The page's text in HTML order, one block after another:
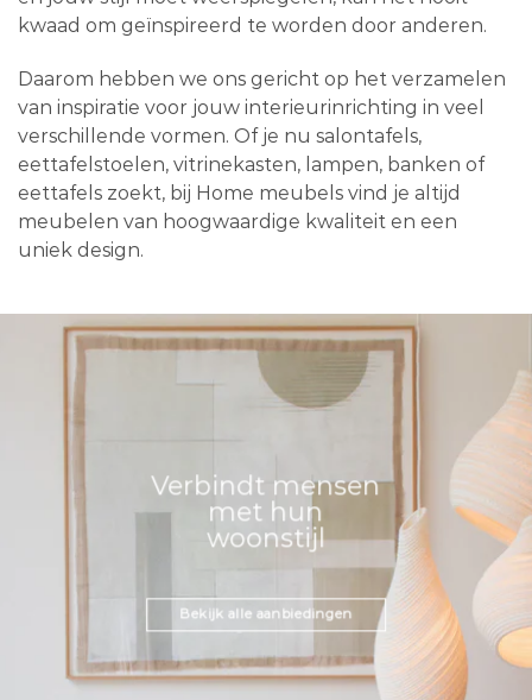
kwaad om geïnspireerd te worden door anderen.
Daarom hebben we ons gericht op het verzamelen
van inspiratie voor jouw interieurinrichting in veel
verschillende vormen. Of je nu salontafels,
eettafelstoelen, vitrinekasten, lampen, banken of
eettafels zoekt, bij Home meubels vind je altijd
meubelen van hoogwaardige kwaliteit en een
uniek design.
Verbindt mensen
met hun
woonstijl
Bekijk alle aanbiedingen